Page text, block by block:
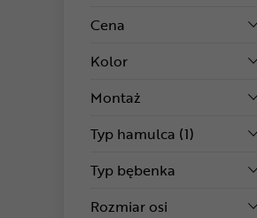
Cena
Kolor
Montaż
Typ hamulca (1)
Typ bębenka
Rozmiar osi